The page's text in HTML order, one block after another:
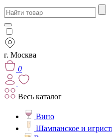
г. Москва
0
Весь каталог
Вино
Шампанское и